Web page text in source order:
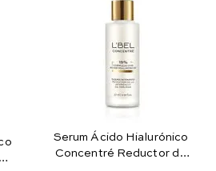
Serum Ácido Hialurónico
Concentré Reductor de